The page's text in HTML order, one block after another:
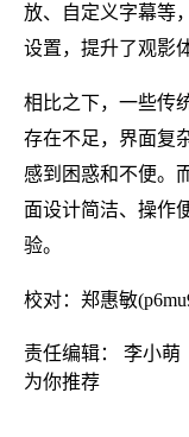
放、自定义字幕等
设置，提升了观影
相比之下，一些传
存在不足，界面复
感到困惑和不便。
面设计简洁、操作
验。
校对：郑惠敏
责任编辑： 李小萌
为你推荐